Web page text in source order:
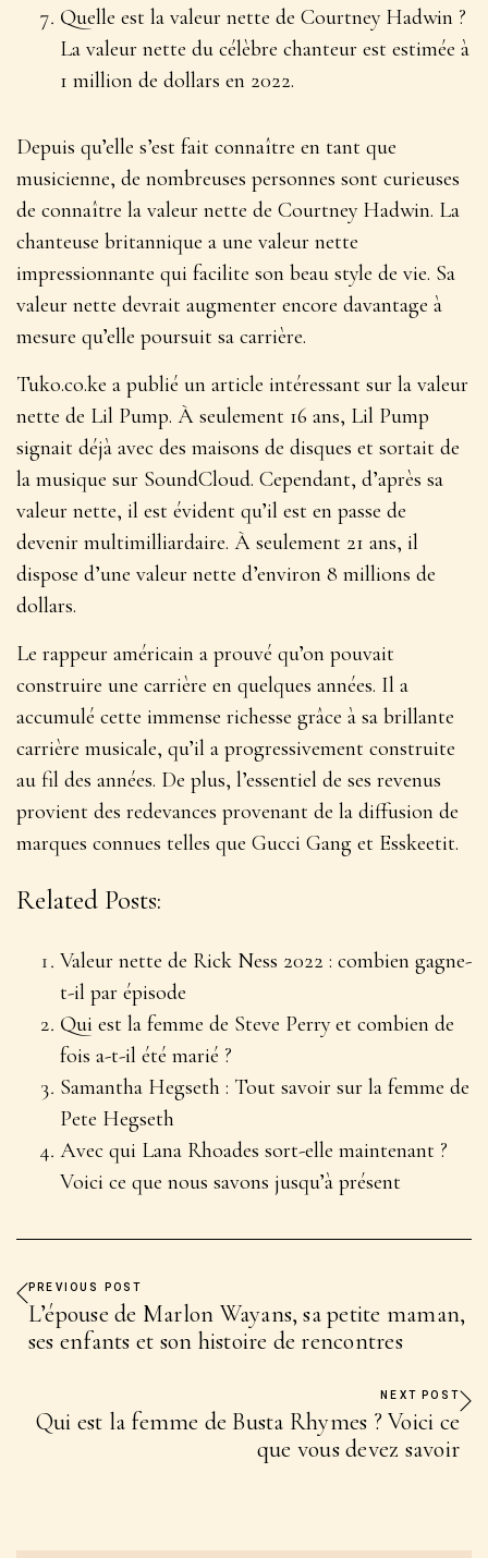
Quelle est la valeur nette de Courtney Hadwin ?
La valeur nette du célèbre chanteur est estimée à
1 million de dollars en 2022.
Depuis qu’elle s’est fait connaître en tant que
musicienne, de nombreuses personnes sont curieuses
de connaître la valeur nette de Courtney Hadwin. La
chanteuse britannique a une valeur nette
impressionnante qui facilite son beau style de vie. Sa
valeur nette devrait augmenter encore davantage à
mesure qu’elle poursuit sa carrière.
Tuko.co.ke a publié un article intéressant sur la valeur
nette de Lil Pump. À seulement 16 ans, Lil Pump
signait déjà avec des maisons de disques et sortait de
la musique sur SoundCloud. Cependant, d’après sa
valeur nette, il est évident qu’il est en passe de
devenir multimilliardaire. À seulement 21 ans, il
dispose d’une valeur nette d’environ 8 millions de
dollars.
Le rappeur américain a prouvé qu’on pouvait
construire une carrière en quelques années. Il a
accumulé cette immense richesse grâce à sa brillante
carrière musicale, qu’il a progressivement construite
au fil des années. De plus, l’essentiel de ses revenus
provient des redevances provenant de la diffusion de
marques connues telles que Gucci Gang et Esskeetit.
Related Posts:
Valeur nette de Rick Ness 2022 : combien gagne-
t-il par épisode
Qui est la femme de Steve Perry et combien de
fois a-t-il été marié ?
Samantha Hegseth : Tout savoir sur la femme de
Pete Hegseth
Avec qui Lana Rhoades sort-elle maintenant ?
Voici ce que nous savons jusqu’à présent
PREVIOUS POST
L’épouse de Marlon Wayans, sa petite maman,
ses enfants et son histoire de rencontres
NEXT POST
Qui est la femme de Busta Rhymes ? Voici ce
que vous devez savoir